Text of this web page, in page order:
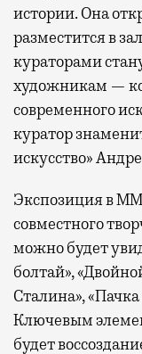
истории. Она
разместится в
кураторами
художникам —
современного
куратор
искусство»
Экспозиция в
совместного
можно будет
болтай»,
Сталина», «Пачка
Ключевым
будет